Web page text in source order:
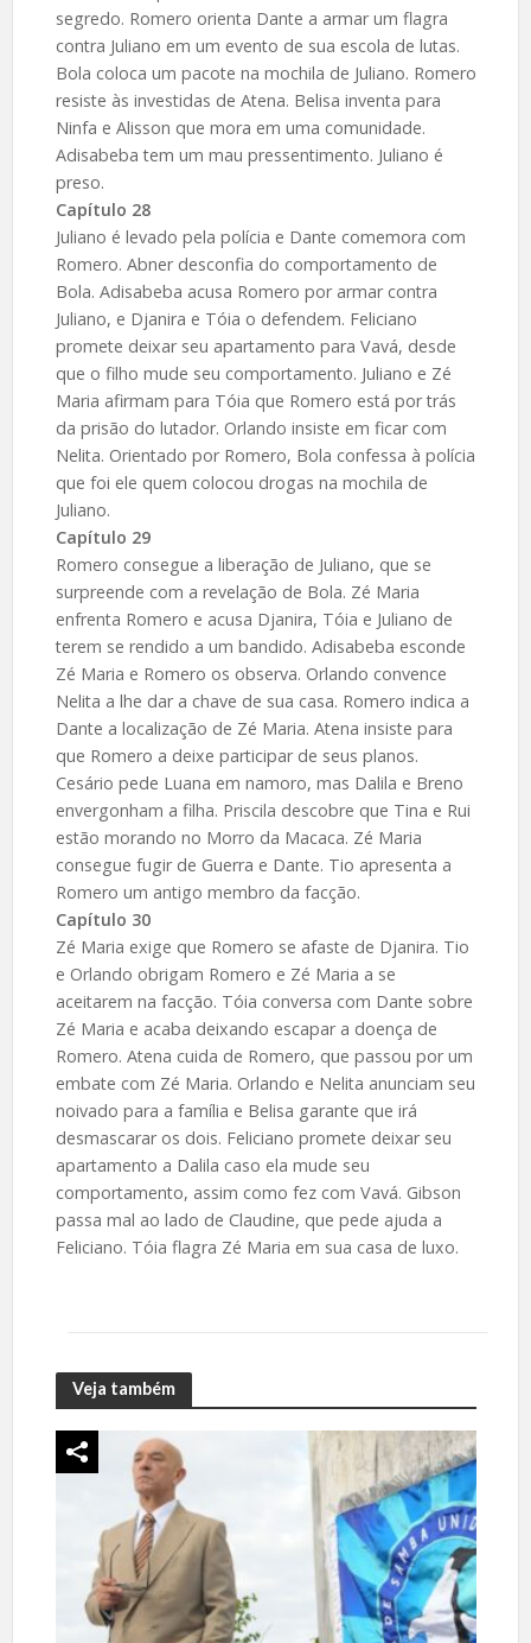
segredo. Romero orienta Dante a armar um flagra
contra Juliano em um evento de sua escola de lutas.
Bola coloca um pacote na mochila de Juliano. Romero
resiste às investidas de Atena. Belisa inventa para
Ninfa e Alisson que mora em uma comunidade.
Adisabeba tem um mau pressentimento. Juliano é
preso.
Capítulo 28
Juliano é levado pela polícia e Dante comemora com
Romero. Abner desconfia do comportamento de
Bola. Adisabeba acusa Romero por armar contra
Juliano, e Djanira e Tóia o defendem. Feliciano
promete deixar seu apartamento para Vavá, desde
que o filho mude seu comportamento. Juliano e Zé
Maria afirmam para Tóia que Romero está por trás
da prisão do lutador. Orlando insiste em ficar com
Nelita. Orientado por Romero, Bola confessa à polícia
que foi ele quem colocou drogas na mochila de
Juliano.
Capítulo 29
Romero consegue a liberação de Juliano, que se
surpreende com a revelação de Bola. Zé Maria
enfrenta Romero e acusa Djanira, Tóia e Juliano de
terem se rendido a um bandido. Adisabeba esconde
Zé Maria e Romero os observa. Orlando convence
Nelita a lhe dar a chave de sua casa. Romero indica a
Dante a localização de Zé Maria. Atena insiste para
que Romero a deixe participar de seus planos.
Cesário pede Luana em namoro, mas Dalila e Breno
envergonham a filha. Priscila descobre que Tina e Rui
estão morando no Morro da Macaca. Zé Maria
consegue fugir de Guerra e Dante. Tio apresenta a
Romero um antigo membro da facção.
Capítulo 30
Zé Maria exige que Romero se afaste de Djanira. Tio
e Orlando obrigam Romero e Zé Maria a se
aceitarem na facção. Tóia conversa com Dante sobre
Zé Maria e acaba deixando escapar a doença de
Romero. Atena cuida de Romero, que passou por um
embate com Zé Maria. Orlando e Nelita anunciam seu
noivado para a família e Belisa garante que irá
desmascarar os dois. Feliciano promete deixar seu
apartamento a Dalila caso ela mude seu
comportamento, assim como fez com Vavá. Gibson
passa mal ao lado de Claudine, que pede ajuda a
Feliciano. Tóia flagra Zé Maria em sua casa de luxo.
Veja também